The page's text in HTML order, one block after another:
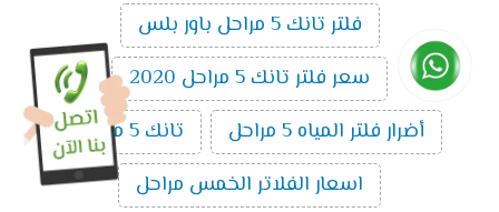
فلتر تانك 5 مراحل باور بلس
سعر فلتر تانك 5 مراحل 2020
أضرار فلتر المياه 5 مراحل
تانك 5 مراحل
اسعار الفلاتر الخمس مراحل